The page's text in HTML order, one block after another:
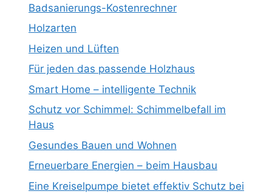
Badsanierungs-Kostenrechner
Holzarten
Heizen und Lüften
Für jeden das passende Holzhaus
Smart Home – intelligente Technik
Schutz vor Schimmel: Schimmelbefall im
Haus
Gesundes Bauen und Wohnen
Erneuerbare Energien – beim Hausbau
Eine Kreiselpumpe bietet effektiv Schutz bei